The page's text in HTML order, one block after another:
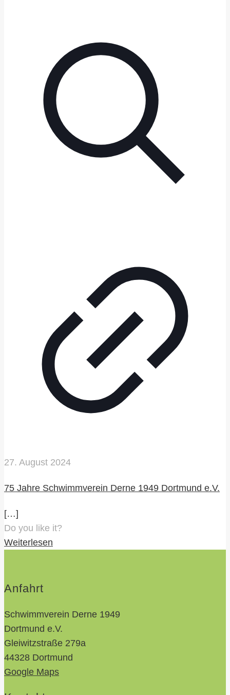
27. August 2024
75 Jahre Schwimmverein Derne 1949 Dortmund e.V.
[…]
Do you like it?
Weiterlesen
Anfahrt
Schwimmverein Derne 1949
Dortmund e.V.
Gleiwitzstraße 279a
44328 Dortmund
Google Maps